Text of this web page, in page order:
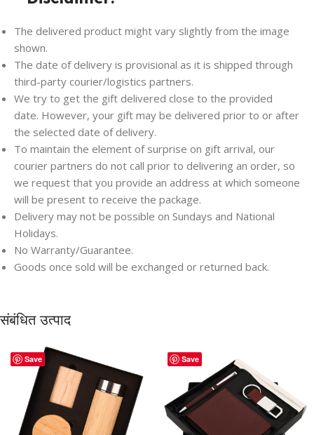
The delivered product might vary slightly from the image
shown.
The date of delivery is provisional as it is shipped through
third-party courier/logistics partners.
We try to get the gift delivered close to the provided
date. However, your gift may be delivered prior to or after
the selected date of delivery.
To maintain the element of surprise on gift arrival, our
courier partners do not call prior to delivering an order, so
we request that you provide an address at which someone
will be present to receive the package.
Delivery may not be possible on Sundays and National
Holidays.
No Warranty/Guarantee.
Goods once sold will be exchanged or returned back.
संबंधित उत्पाद
Save Save